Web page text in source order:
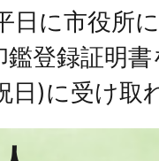
日に市役所
登録証明
日)に受け取